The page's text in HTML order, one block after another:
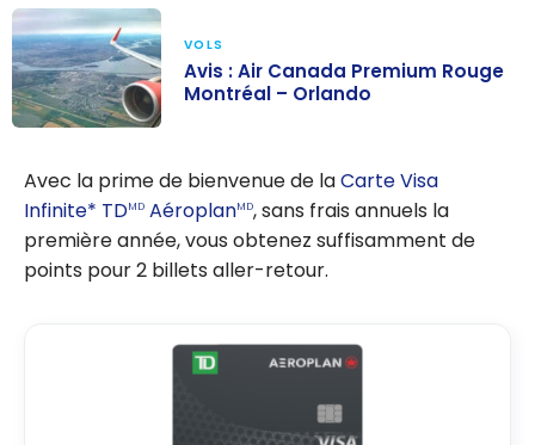
Canada
Premium Rouge
Montréal –
Orlando
VOLS
Avis : Air Canada Premium Rouge
Montréal – Orlando
Avec la prime de bienvenue de laCarte Visa
Infinite* TDMD AéroplanMD, sans frais annuels la
première année, vous obtenez suffisamment de
points pour 2 billets aller-retour.